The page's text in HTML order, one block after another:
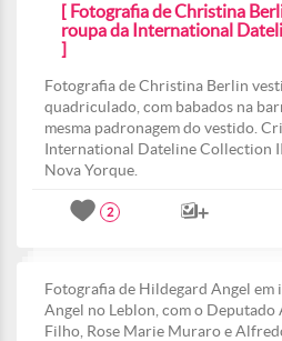
[ Fotografia de Christina
roupa da International
]
Fotografia de Christina Berlin
quadriculado, com babados na
mesma padronagem do vestido.
International Dateline Collection
Nova Yorque.
2
Fotografia de Hildegard Angel em
Angel no Leblon, com o
Filho, Rose Marie Muraro e